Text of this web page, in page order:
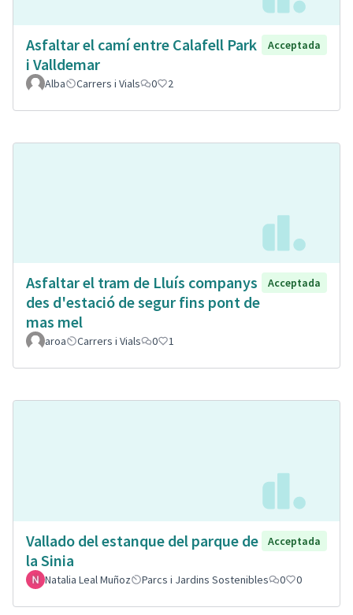
Asfaltar el camí entre Calafell Park
i Valldemar
Acceptada
Alba Carrers i Vials 0 2
Asfaltar el tram de Lluís companys
des d'estació de segur fins pont de
mas mel
Acceptada
aroa Carrers i Vials 0 1
Vallado del estanque del parque de
la Sinia
Acceptada
Natalia Leal Muñoz Parcs i Jardins Sostenibles 0 0